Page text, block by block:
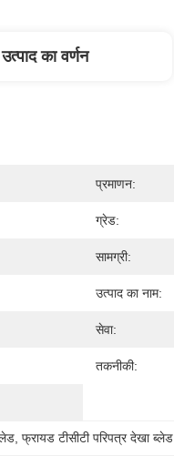
उत्पाद का वर्णन
प्रमाणन:
ग्रेड:
सामग्री:
उत्पाद का नाम:
सेवा:
तकनीकी:
, फ्रायड टीसीटी परिपत्र देखा ब्लेड